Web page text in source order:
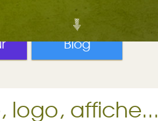
Blog
logo, affiche...